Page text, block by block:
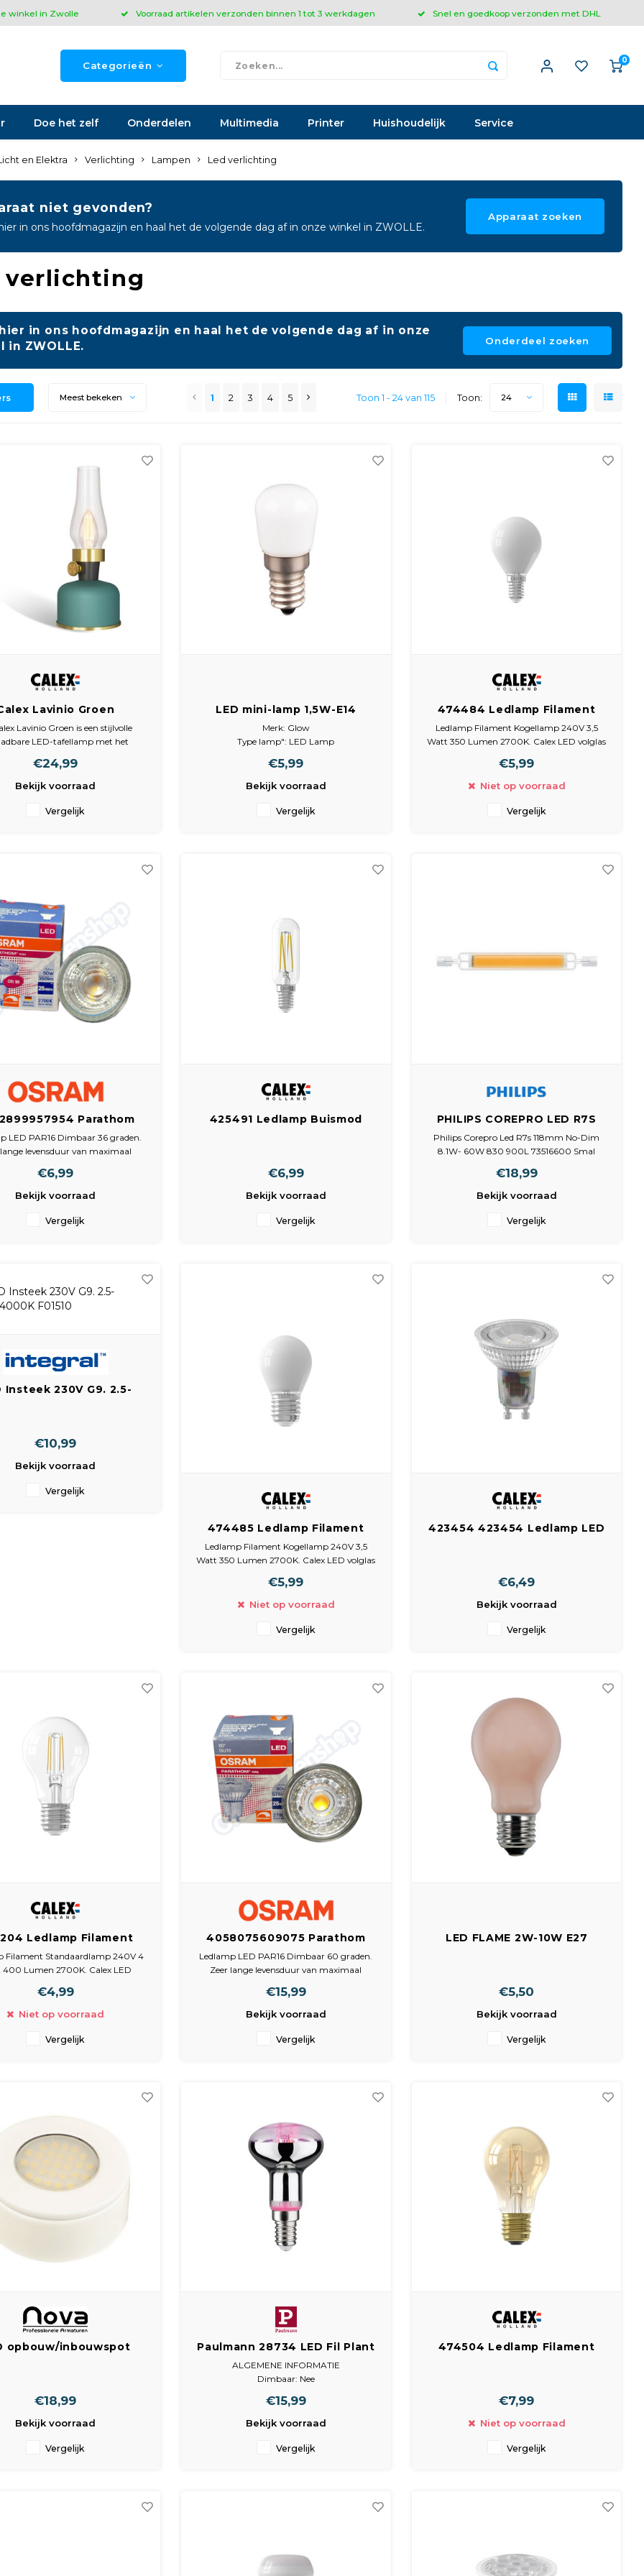
winkel in Zwolle Voorraad artikelen verzonden binnen 1 tot 3 werkdagen Snel en goedkoop verzonden met DHL
Categorieën 0
Doe het zelf Onderdelen Multimedia Printer Huishoudelijk Service
en Elektra Verlichting Lampen Led verlichting
niet gevonden?
in ons hoofdmagazijn en haal het de volgende dag af in onze winkel in ZWOLLE.
Apparaat zoeken
verlichting
in ons hoofdmagazijn en haal het de volgende dag af in onze
in ZWOLLE.
Onderdeel zoeken
Meest bekeken 1 2 3 4 5 Toon 1 - 24 van 115 Toon: 24
Lavinio Groen
tafellamp LED
- Dimbaar - IP54 - USB-
Lavinio Groen is een stijlvolle
LED-tafellamp met het
van moderne LED-technologie.
extra warme dimbare licht van
spatwaterdichte IP54-
€24,99
Bekijk voorraad
Vergelijk
LED mini-lamp 1,5W-E14
3000K 95 lumen
Merk: Glow
Type lamp": LED Lamp
Wattage: 1.5W
Fitting: E14
€5,99
Bekijk voorraad
Vergelijk
474484 Ledlamp Filament
Kogellamp 240V 3,5 Watt 350
Lumen 2700K
Ledlamp Filament Kogellamp 240V 3,5
Watt 350 Lumen 2700K. Calex LED volglas
Lampvoet: E14
Uitvoering: P45
Lumen: 350
€5,99
Niet op voorraad
Vergelijk
Parathom
GU10 PAR16
4.6W Dimbaar
LED PAR16 Dimbaar 36 graden.
levensduur van maximaal
vervanging van
dankzij compact
economische spotverlichting.
€6,99
Bekijk voorraad
Vergelijk
425491 Ledlamp Buismod
€6,99
Bekijk voorraad
Vergelijk
PHILIPS COREPRO LED R7S
118MM NO-DIM 8.1W- 60W 830
900L 73516600 SMAL
Philips Corepro Led R7s 118mm No-Dim
8.1W- 60W 830 900L 73516600 Smal
fitting R7S
kleur 830
lengte 118mm
€18,99
Bekijk voorraad
Vergelijk
Insteek 230V G9. 2.5-
€10,99
Bekijk voorraad
Vergelijk
474485 Ledlamp Filament
Kogellamp 240V 3,5 Watt 350
Lumen 2700K
Ledlamp Filament Kogellamp 240V 3,5
Watt 350 Lumen 2700K. Calex LED volglas
Lampvoet: E27
Uitvoering: G45
Lumen: 350
€5,99
Niet op voorraad
Vergelijk
423454 423454 Ledlamp LED
€6,49
Bekijk voorraad
Vergelijk
Ledlamp Filament
240V 4 Watt
400 Lumen 2700K
Filament Standaardlamp 240V 4
Lumen 2700K. Calex LED
Lampvoet: E27
Uitvoering: A60
Lumen: 400
€4,99
Niet op voorraad
Vergelijk
4058075609075 Parathom
Reflectorlamp GU10 PAR16
8,3W Dimbaar
Ledlamp LED PAR16 Dimbaar 60 graden.
Zeer lange levensduur van maximaal
Eenvoudige vervanging van
halogeenlampen dankzij compact
voor economische spotverlichting.
€15,99
Bekijk voorraad
Vergelijk
LED FLAME 2W-10W E27
€5,50
Bekijk voorraad
Vergelijk
opbouw/inbouwspot
€18,99
Bekijk voorraad
Vergelijk
Paulmann 28734 LED Fil Plant
R50 E14 6.5W
ALGEMENE INFORMATIE
Dimbaar: Nee
Energie-efficiëntieklasse: B
Energieverbruik (kWh / 1000h): 4
AFMETINGEN & GEWICHT
€15,99
Bekijk voorraad
Vergelijk
474504 Ledlamp Filament
€7,99
Niet op voorraad
Vergelijk